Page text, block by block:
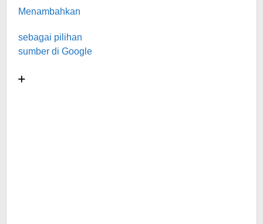
Menambahkan
sebagai pilihan
sumber di Google